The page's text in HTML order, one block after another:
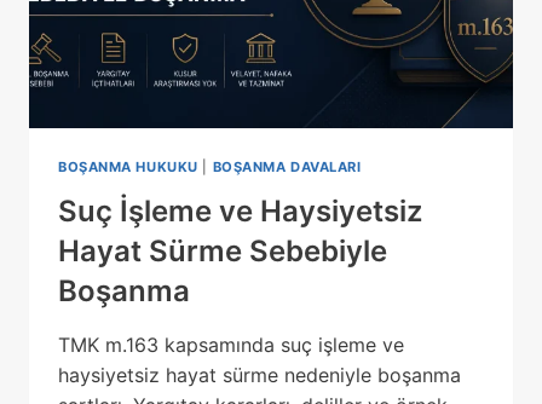
BOŞANMA HUKUKU BOŞANMA DAVALARI
Suç İşleme ve Haysiyetsiz
Hayat Sürme Sebebiyle
Boşanma
TMK m.163 kapsamında suç işleme ve
haysiyetsiz hayat sürme nedeniyle boşanma